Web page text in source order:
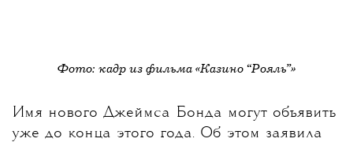
Фото: кадр из фильма «Казино “Рояль”»
Имя нового Джеймса Бонда могут объявить
уже до конца этого года. Об этом заявила